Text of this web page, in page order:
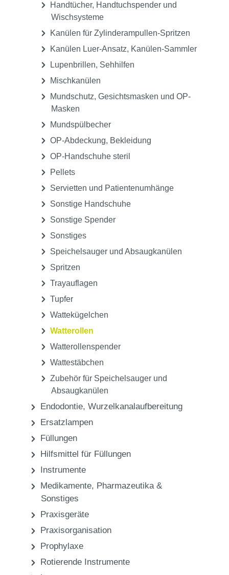
Handtücher, Handtuchspender und
Wischsysteme
Kanülen für Zylinderampullen-Spritzen
Kanülen Luer-Ansatz, Kanülen-Sammler
Lupenbrillen, Sehhilfen
Mischkanülen
Mundschutz, Gesichtsmasken und OP-
Masken
Mundspülbecher
OP-Abdeckung, Bekleidung
OP-Handschuhe steril
Pellets
Servietten und Patientenumhänge
Sonstige Handschuhe
Sonstige Spender
Sonstiges
Speichelsauger und Absaugkanülen
Spritzen
Trayauflagen
Tupfer
Wattekügelchen
Watterollen
Watterollenspender
Wattestäbchen
Zubehör für Speichelsauger und
Absaugkanülen
Endodontie, Wurzelkanalaufbereitung
Ersatzlampen
Füllungen
Hilfsmittel für Füllungen
Instrumente
Medikamente, Pharmazeutika &
Sonstiges
Praxisgeräte
Praxisorganisation
Prophylaxe
Rotierende Instrumente